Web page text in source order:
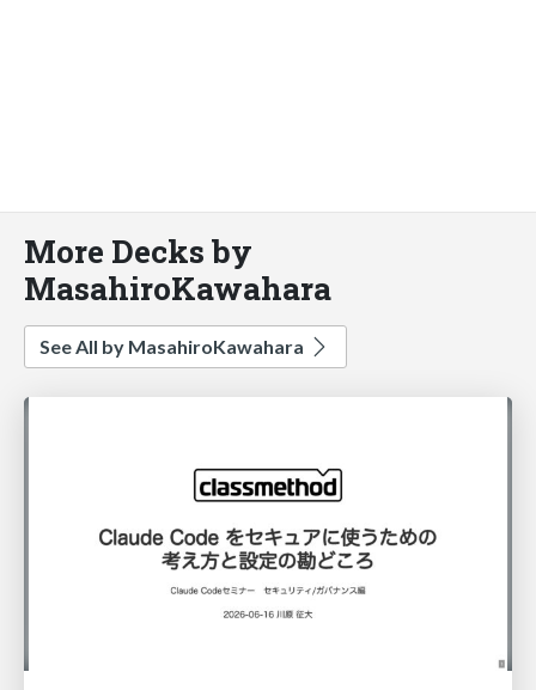
More Decks by
MasahiroKawahara
See All by MasahiroKawahara